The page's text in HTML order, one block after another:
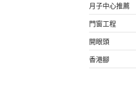
月子中心推薦
門窗工程
開眼頭
香港腳